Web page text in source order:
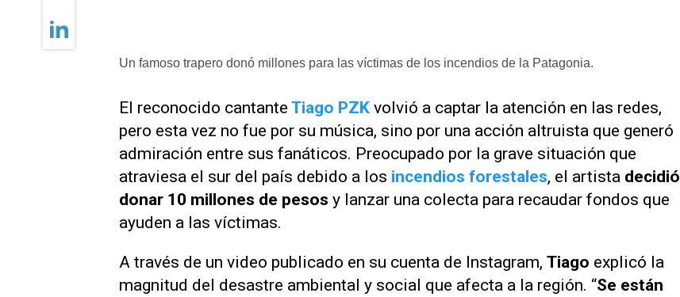
Un famoso trapero donó millones para las víctimas de los incendios de la Patagonia.
El reconocido cantante Tiago PZK volvió a captar la atención en las redes,
pero esta vez no fue por su música, sino por una acción altruista que generó
admiración entre sus fanáticos. Preocupado por la grave situación que
atraviesa el sur del país debido a los incendios forestales, el artista decidió
donar 10 millones de pesos y lanzar una colecta para recaudar fondos que
ayuden a las víctimas.
A través de un video publicado en su cuenta de Instagram, Tiago explicó la
magnitud del desastre ambiental y social que afecta a la región. “Se están